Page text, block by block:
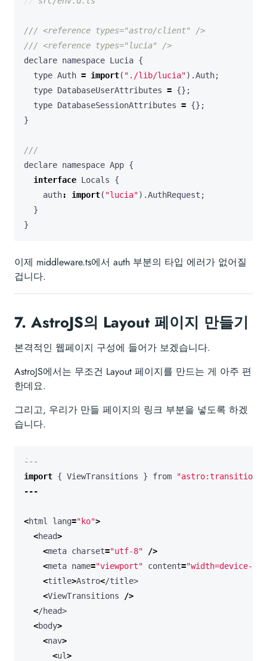
declare namespace Lucia {
type Auth = import( "./lib/lucia").Auth;
type DatabaseUserAttributes = {};
type DatabaseSessionAttributes = {};
}
declare namespace App {
interface Locals
{
auth: import( "lucia").AuthRequest ;
}
}
이제 middleware.ts에서 auth 부분의 타입 에러가 없어질
겁니다.
7. AstroJS의 Layout 페이지 만들기
본격적인 웹페이지 구성에 들어가 보겠습니다.
AstroJS에서는 무조건 Layout 페이지를 만드는 게 아주 편
한데요.
그리고, 우리가 만들 페이지의 링크 부분을 넣도록 하겠
습니다.
---
import { ViewTransitions } from
"astro:transitions"
---
<html lang="ko">
<head>
<meta charset="utf-8"
/>
<meta name="viewport" content="width=device-
<title>Astro</title>
<ViewTransitions
/>
</head>
<body>
<nav>
<ul>